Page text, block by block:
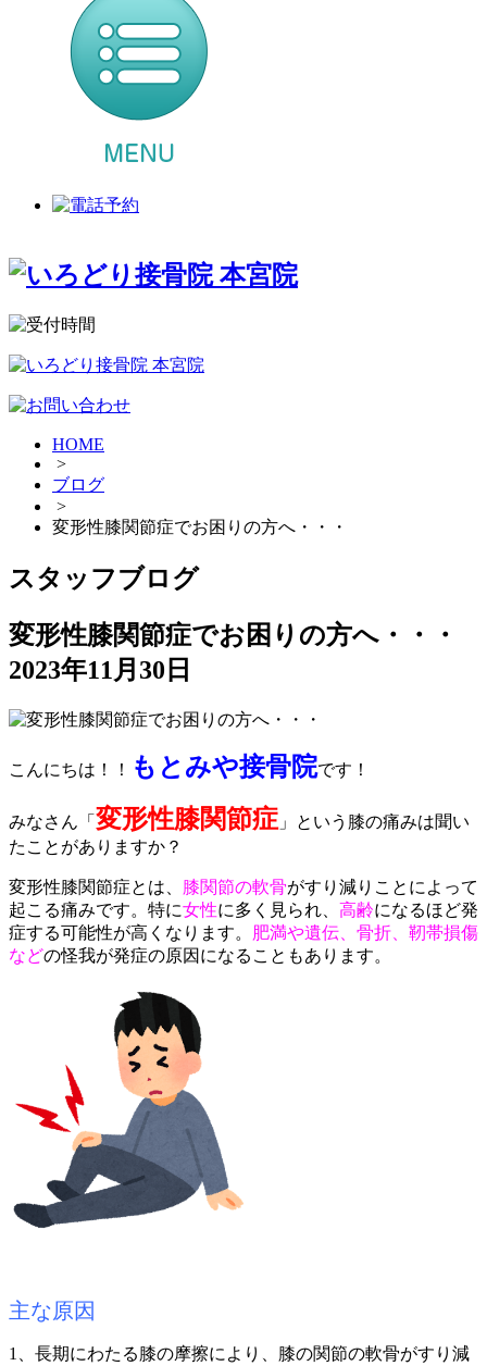
HOME
>
ブログ
>
変形性膝関節症でお困りの方へ・・・
スタッフブログ
変形性膝関節症でお困りの方へ・・・
2023年11月30日
こんにちは！！ もとみや接骨院です！
みなさん「 変形性膝関節症 」という膝の痛みは聞い
たことがありますか？
変形性膝関節症とは、 膝関節の軟骨がすり減りことによって
起こる痛みです。特に女性に多く見られ、 高齢になるほど発
症する可能性が高くなります。 肥満や遺伝、骨折、靭帯損傷
などの怪我が発症の原因になることもあります。
主な原因
1、長期にわたる膝の摩擦により、膝の関節の軟骨がすり減